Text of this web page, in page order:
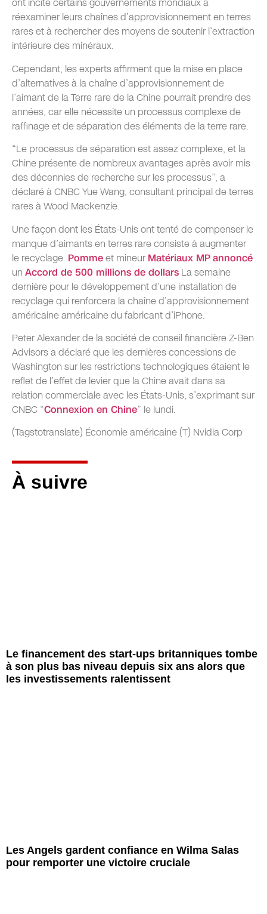
ont incité certains gouvernements mondiaux à
réexaminer leurs chaînes d’approvisionnement en terres
rares et à rechercher des moyens de soutenir l’extraction
intérieure des minéraux.
Cependant, les experts affirment que la mise en place
d’alternatives à la chaîne d’approvisionnement de
l’aimant de la Terre rare de la Chine pourrait prendre des
années, car elle nécessite un processus complexe de
raffinage et de séparation des éléments de la terre rare.
“Le processus de séparation est assez complexe, et la
Chine présente de nombreux avantages après avoir mis
des décennies de recherche sur les processus”, a
déclaré à CNBC Yue Wang, consultant principal de terres
rares à Wood Mackenzie.
Une façon dont les États-Unis ont tenté de compenser le
manque d’aimants en terres rare consiste à augmenter
le recyclage. Pommeet mineurMatériaux MPannoncé
un Accord de 500 millions de dollars La semaine
dernière pour le développement d’une installation de
recyclage qui renforcera la chaîne d’approvisionnement
américaine américaine du fabricant d’iPhone.
Peter Alexander de la société de conseil financière Z-Ben
Advisors a déclaré que les dernières concessions de
Washington sur les restrictions technologiques étaient le
reflet de l’effet de levier que la Chine avait dans sa
relation commerciale avec les États-Unis, s’exprimant sur
CNBC “Connexion en Chine” le lundi.
(Tagstotranslate) Économie américaine (T) Nvidia Corp
À suivre
Le financement des start-ups britanniques tombe
à son plus bas niveau depuis six ans alors que
les investissements ralentissent
Les Angels gardent confiance en Wilma Salas
pour remporter une victoire cruciale